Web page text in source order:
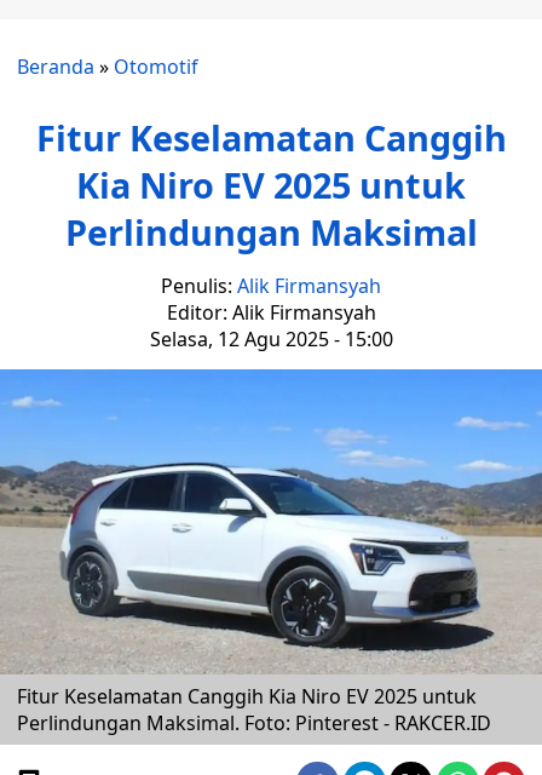
Beranda » Otomotif
Fitur Keselamatan Canggih
Kia Niro EV 2025 untuk
Perlindungan Maksimal
Penulis: Alik Firmansyah
Editor: Alik Firmansyah
Selasa, 12 Agu 2025 - 15:00
Fitur Keselamatan Canggih Kia Niro EV 2025 untuk
Perlindungan Maksimal. Foto: Pinterest - RAKCER.ID